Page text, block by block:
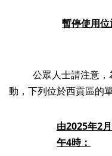
暫停使用
公眾人士請注意，
動，下列位於西貢區的
由2025年2月
午4時：